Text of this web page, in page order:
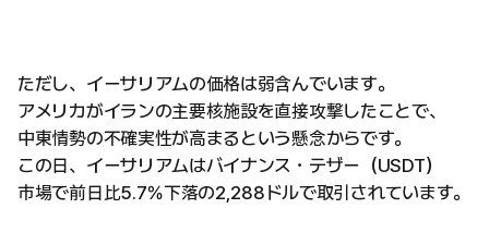
ただし、イーサリアムの価格は弱含んでいます。
アメリカがイランの主要核施設を直接攻撃したことで、
中東情勢の不確実性が高まるという懸念からです。
この日、イーサリアムはバイナンス・テザー（USDT）
市場で前日比5.7％下落の2,288ドルで取引されています。